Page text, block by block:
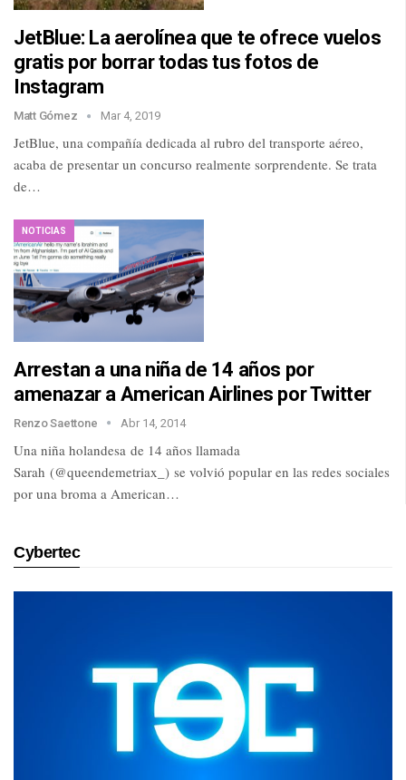
JetBlue: La aerolínea que te ofrece vuelos
gratis por borrar todas tus fotos de
Instagram
Matt Gómez Mar 4, 2019
JetBlue, una compañía dedicada al rubro del transporte aéreo,
acaba de presentar un concurso realmente sorprendente. Se trata
de…
NOTICIAS
Arrestan a una niña de 14 años por
amenazar a American Airlines por Twitter
Renzo Saettone Abr 14, 2014
Una niña holandesa de 14 años llamada
Sarah (@queendemetriax_) se volvió popular en las redes sociales
por una broma a American…
Cybertec